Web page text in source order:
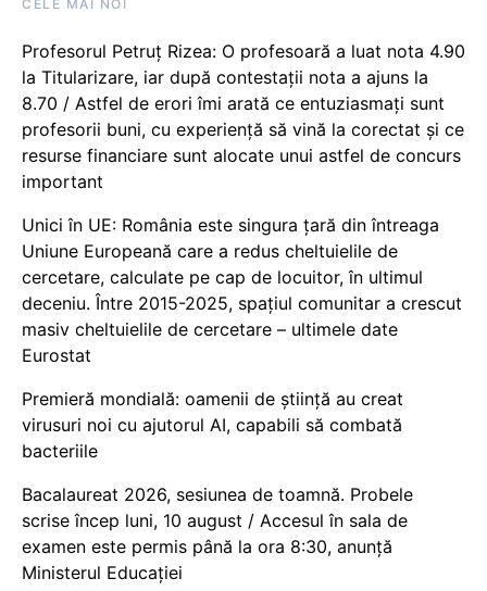
CELE MAI NOI
Profesorul Petruț Rizea: O profesoară a luat nota 4.90
la Titularizare, iar după contestații nota a ajuns la
8.70 / Astfel de erori îmi arată ce entuziasmați sunt
profesorii buni, cu experiență să vină la corectat și ce
resurse financiare sunt alocate unui astfel de concurs
important
Unici în UE: România este singura țară din întreaga
Uniune Europeană care a redus cheltuielile de
cercetare, calculate pe cap de locuitor, în ultimul
deceniu. Între 2015-2025, spațiul comunitar a crescut
masiv cheltuielile de cercetare – ultimele date
Eurostat
Premieră mondială: oamenii de știință au creat
virusuri noi cu ajutorul AI, capabili să combată
bacteriile
Bacalaureat 2026, sesiunea de toamnă. Probele
scrise încep luni, 10 august / Accesul în sala de
examen este permis până la ora 8:30, anunță
Ministerul Educației